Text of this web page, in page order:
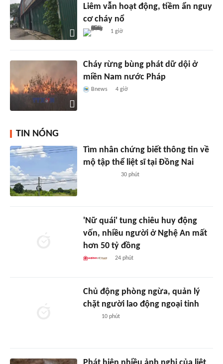
Liêm vẫn hoạt động, tiềm ẩn nguy
cơ cháy nổ
1 giờ
Cháy rừng bùng phát dữ dội ở
miền Nam nước Pháp
Bnews 4 giờ
TIN NÓNG
Tìm nhân chứng biết thông tin về
mộ tập thể liệt sĩ tại Đồng Nai
30 phút
'Nữ quái' tung chiêu huy động
vốn, nhiều người ở Nghệ An mất
hơn 50 tỷ đồng
24 phút
Chủ động phòng ngừa, quản lý
chặt người lao động ngoại tỉnh
10 phút